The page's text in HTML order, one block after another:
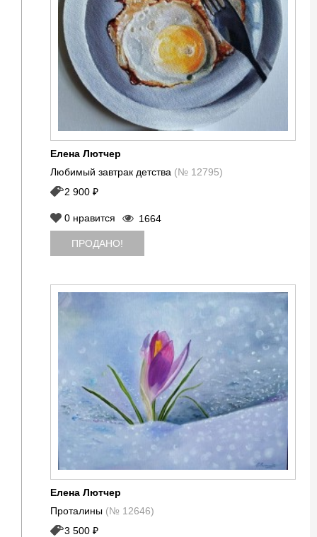
Елена Лютчер
Любимый завтрак детства (№ 12795)
2 900 ₽
0 нравится 1664
ПРОДАНО!
Елена Лютчер
Проталины (№ 12646)
3 500 ₽